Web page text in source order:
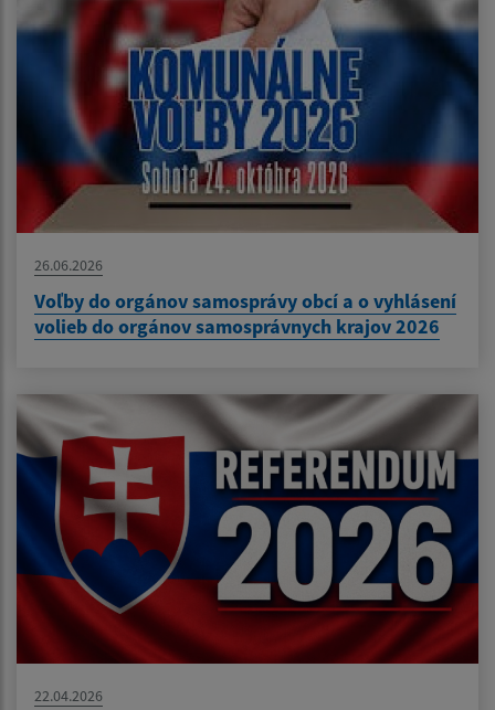
26.06.2026
Voľby do orgánov samosprávy obcí a o vyhlásení
volieb do orgánov samosprávnych krajov 2026
22.04.2026